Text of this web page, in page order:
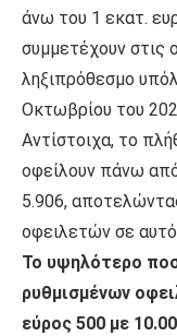
άνω του 1 εκατ.
συμμετέχουν στις
ληξιπρόθεσμο
Οκτωβρίου του
Αντίστοιχα, το
οφείλουν πάνω
5.906,
οφειλετών σε
Το υψηλότερο
ρυθμισμένων
εύρος 500 με